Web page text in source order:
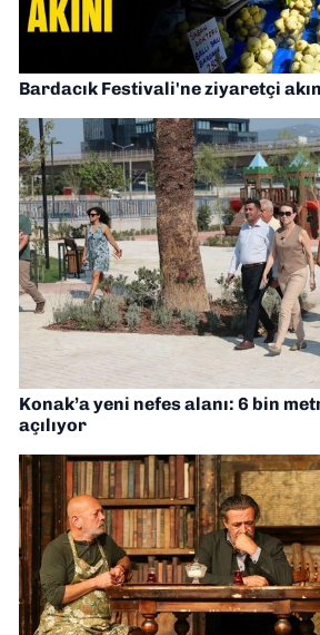
Bardacık Festivali'ne ziyaretçi
Konak’a yeni nefes alanı: 6 bin
açılıyor